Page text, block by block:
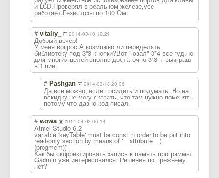
и LCD.Проверял в реальном железе,усе
работает.Резисторы по 100 Ом.
# vitaliy_ 2014-03-10 19:29
Добрый вечер!
У меня вопрос.А возможно ли переделать
библиотеку под 3*3 кнопки?Вот "юзал" 3*4 все гуд,но
для многих целей вполне достаточно 3*3 + выиграш
в 1 пин.
# Pashgan 2014-03-18 20:06
Да все можно, если посидеть и подумать. Но на
вскидку не могу сказать, что там нужно поменять,
потому что давно код писал.
# wowa 2014-04-02 06:14
Atmel Studio 6.2
variable 'keyTable' must be const in order to be put into
read-only section by means of '__attribute__(
(progmem))'
Как бы скорректировать запись в память программы.
Gadmin уже интересовался. Решения по прежнему
нет?